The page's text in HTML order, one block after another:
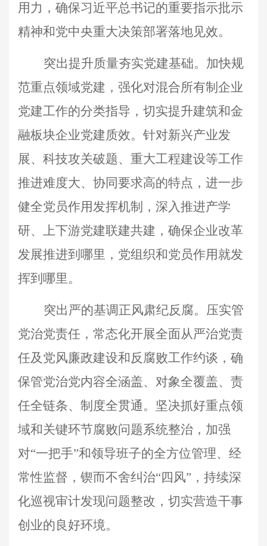
用力，确保习近平总书记的重要指示批示
精神和党中央重大决策部署落地见效。
突出提升质量夯实党建基础。加快规
范重点领域党建，强化对混合所有制企业
党建工作的分类指导，切实提升建筑和金
融板块企业党建质效。针对新兴产业发
展、科技攻关破题、重大工程建设等工作
推进难度大、协同要求高的特点，进一步
健全党员作用发挥机制，深入推进产学
研、上下游党建联建共建，确保企业改革
发展推进到哪里，党组织和党员作用就发
挥到哪里。
突出严的基调正风肃纪反腐。压实管
党治党责任，常态化开展全面从严治党责
任及党风廉政建设和反腐败工作约谈，确
保管党治党内容全涵盖、对象全覆盖、责
任全链条、制度全贯通。坚决抓好重点领
域和关键环节腐败问题系统整治，加强
对“一把手”和领导班子的全方位管理、经
常性监督，锲而不舍纠治“四风”，持续深
化巡视审计发现问题整改，切实营造干事
创业的良好环境。